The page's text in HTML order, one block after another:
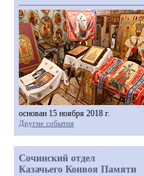
основан 15 ноября 2018 г.
Другие события
Сочинский отдел
Казачьего Конвоя Памяти